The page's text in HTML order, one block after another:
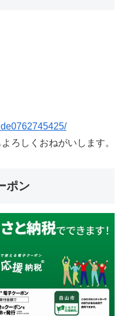
ろしくおねがいします。
ポン